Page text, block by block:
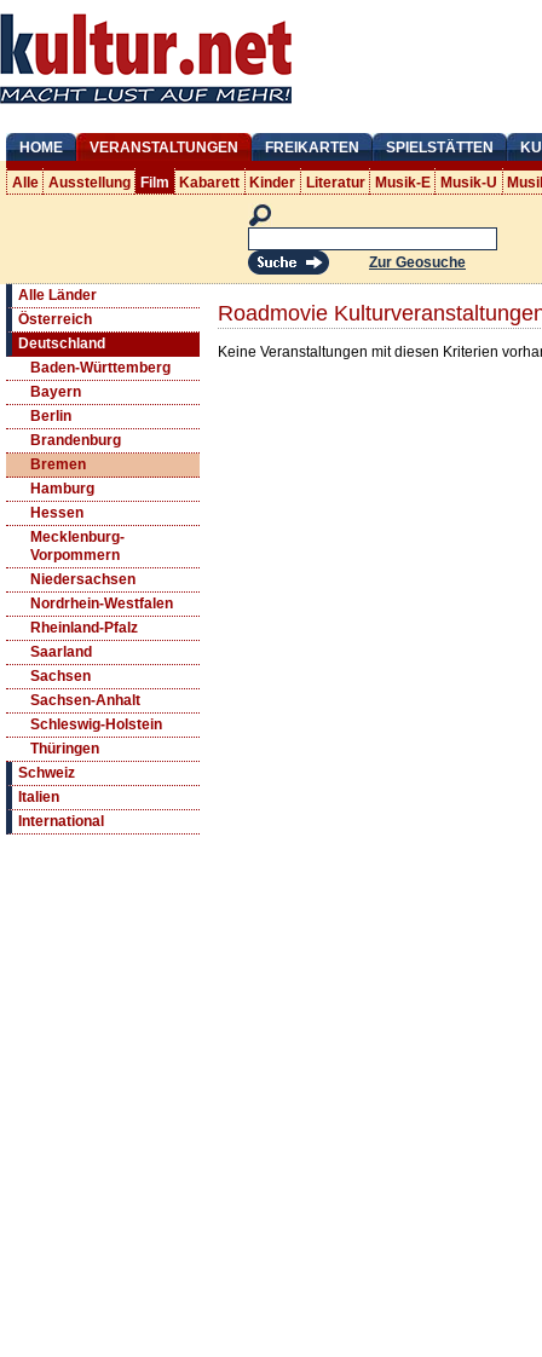
HOME VERANSTALTUNGEN FREIKARTEN SPIELSTÄTTEN
Alle Ausstellung Film Kabarett Kinder Literatur Musik-E Musik-U
Zur Geosuche
Alle Länder
Österreich
Deutschland
Baden-Württemberg
Bayern
Berlin
Brandenburg
Bremen
Hamburg
Hessen
Mecklenburg-
Vorpommern
Niedersachsen
Nordrhein-Westfalen
Rheinland-Pfalz
Saarland
Sachsen
Sachsen-Anhalt
Schleswig-Holstein
Thüringen
Schweiz
Italien
International
Roadmovie
Keine Veranstaltungen mit diesen Kriterien